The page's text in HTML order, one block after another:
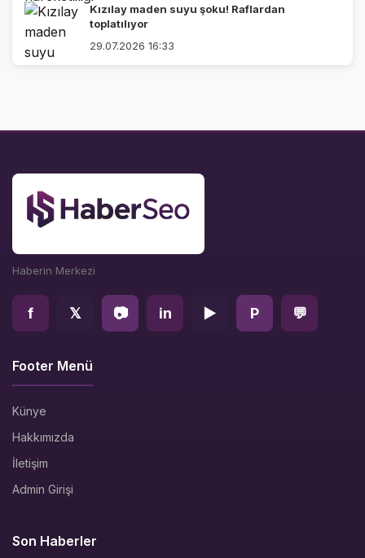
Kızılay maden suyu şoku! Raflardan
toplatılıyor
29.07.2026 16:33
Haberin Merkezi
f 𝕏 📷 in ▶ P 💬
Footer Menü
Künye
Hakkımızda
İletişim
Admin Girişi
Son Haberler